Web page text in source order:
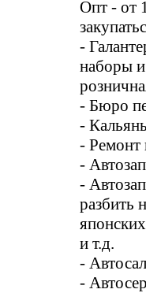
Опт - от
-
наборы и
- Бюро
-
- Ремонт
-
-
разбить
и т.д.
-
-